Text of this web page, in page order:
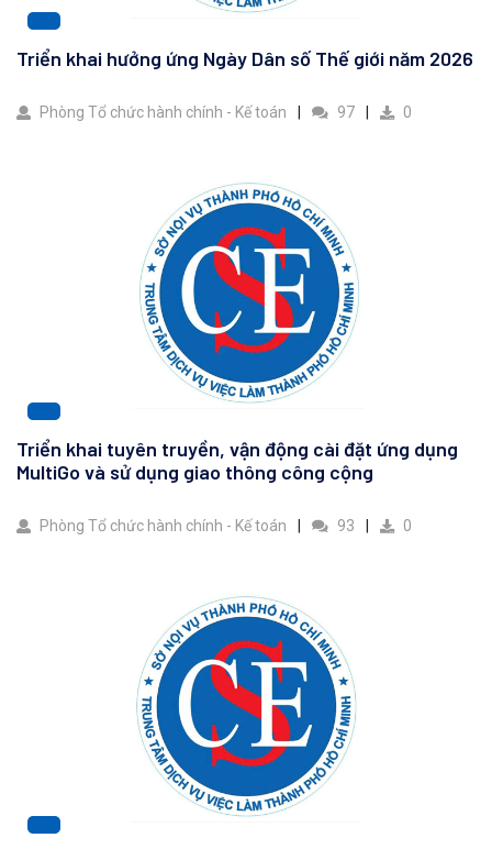
Triển khai hưởng ứng Ngày Dân số Thế giới năm 2026
Phòng Tổ chức hành chính - Kế toán 97 0
Triển khai tuyên truyền, vận động cài đặt ứng dụng
MultiGo và sử dụng giao thông công cộng
Phòng Tổ chức hành chính - Kế toán 93 0